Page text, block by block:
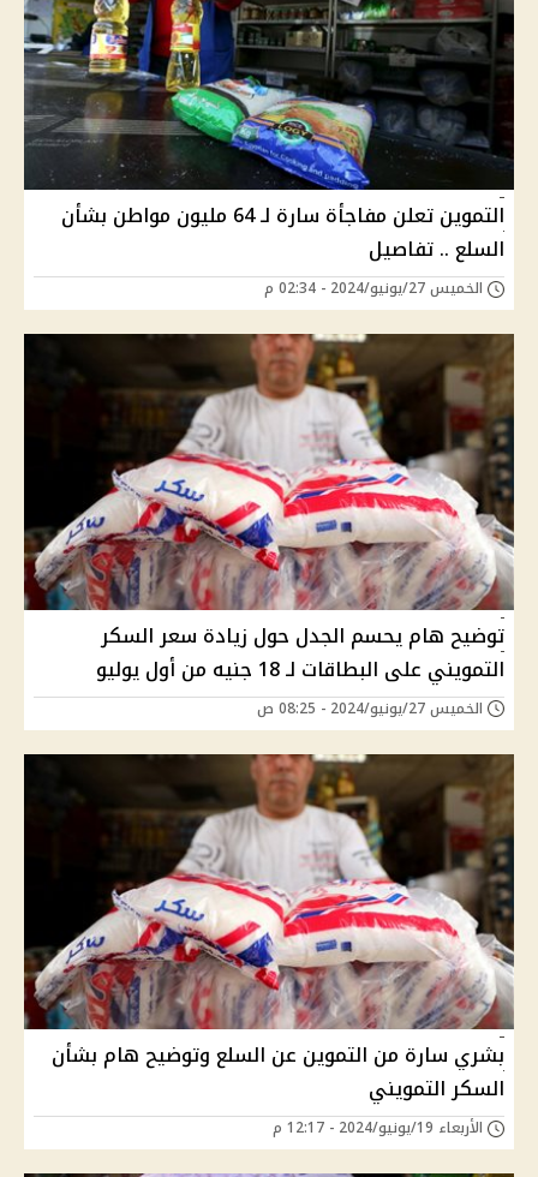
التموين تعلن مفاجأة سارة لـ 64 مليون مواطن بشأن
السلع .. تفاصيل
الخميس 27/يونيو/2024 - 02:34 م
توضيح هام يحسم الجدل حول زيادة سعر السكر
التمويني على البطاقات لـ 18 جنيه من أول يوليو
الخميس 27/يونيو/2024 - 08:25 ص
بشري سارة من التموين عن السلع وتوضيح هام بشأن
السكر التمويني
الأربعاء 19/يونيو/2024 - 12:17 م